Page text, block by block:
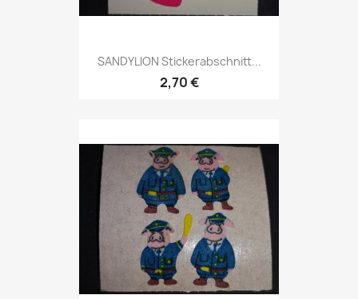
SANDYLION Stickerabschnitt...
2,70 €